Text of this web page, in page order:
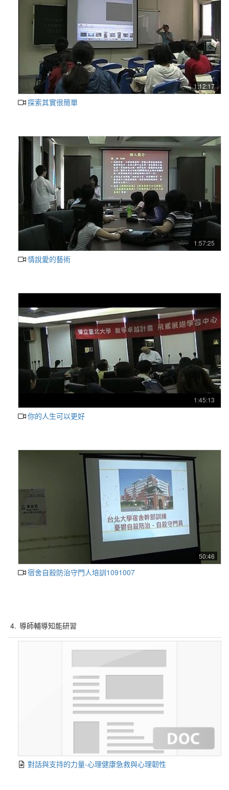
1:12:17
探索其實很簡單
1:57:25
情說愛的藝術
1:45:13
你的人生可以更好
50:46
宿舍自殺防治守門人培訓1091007
4. 導師輔導知能研習
對話與支持的力量-心理健康急救與心理韌性